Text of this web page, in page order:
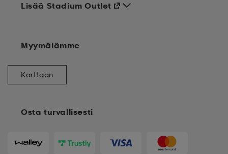
Osta turvallisesti
Lisää Stadium Outlet
Myymälämme
Karttaan